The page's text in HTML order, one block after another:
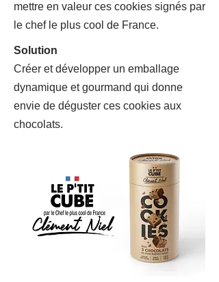
mettre en valeur ces cookies signés par
le chef le plus cool de France.
Solution
Créer et développer un emballage
dynamique et gourmand qui donne
envie de déguster ces cookies aux
chocolats.